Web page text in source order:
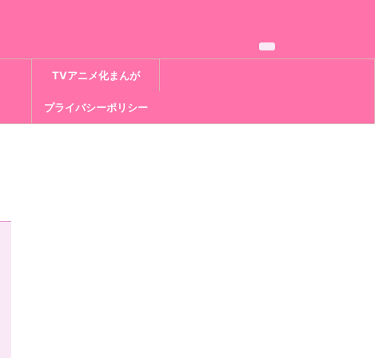
TVアニメ化まんが
プライバシーポリシー